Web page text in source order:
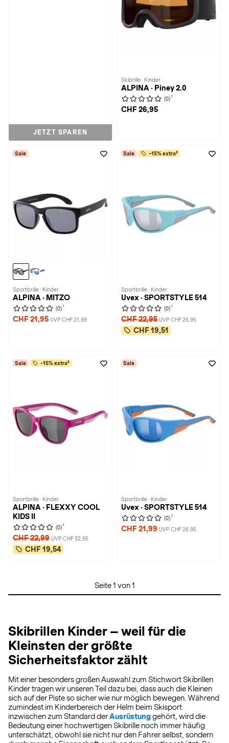
JETZT SPAREN
Skibrille · Kinder
ALPINA · Piney 2.0
(0) 1
CHF 26,95
Sale
Sportbrille · Kinder
ALPINA · MITZO
(0) 1
CHF 21,95 UVP CHF 21,99
Sale -15% extra²
Sportbrille · Kinder
Uvex · SPORTSTYLE 514
(0) 1
CHF 22,95 UVP CHF 26,95
CHF 19,51
Sale -15% extra²
Sportbrille · Kinder
ALPINA · FLEXXY COOL
KIDS II
(0) 1
CHF 22,99 UVP CHF 32,95
CHF 19,54
Sale
Sportbrille · Kinder
Uvex · SPORTSTYLE 514
(0) 1
CHF 21,99 UVP CHF 26,95
Seite 1 von 1
Skibrillen Kinder – weil für die
Kleinsten der größte
Sicherheitsfaktor zählt
Mit einer besonders großen Auswahl zum Stichwort Skibrillen
Kinder tragen wir unseren Teil dazu bei, dass auch die Kleinen
sich auf der Piste so sicher wie nur möglich bewegen. Während
zumindest im Kinderbereich der Helm beim Skisport
inzwischen zum Standard derAusrüstunggehört, wird die
Bedeutung einer hochwertigen Skibrille noch immer häufig
unterschätzt, obwohl sie nicht nur den Fahrer selbst, sondern